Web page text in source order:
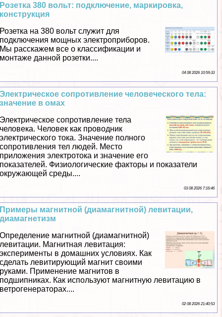
Розетка 380 вольт: подключение, маркировка,
конструкция
Розетка на 380 вольт служит для
подключения мощных электроприборов.
Мы расскажем все о классификации и
монтаже данной розетки....
04 08 2026 10:59:33
Электрическое сопротивление человеческого тела:
значение в омах
Электрическое сопротивление тела
человека. Человек как проводник
электрического тока. Значение полного
сопротивления тел людей. Место
приложения электротока и значение его
показателей. Физиологические факторы и показатели
окружающей среды....
03 08 2026 7:16:46
Примеры магнитной (диамагнитной) левитации,
диамагнетизм
Определение магнитной (диамагнитной)
левитации. Магнитная левитация:
эксперименты в домашних условиях. Как
сделать левитирующий магнит своими
руками. Применение магнитов в
подшипниках. Как используют магнитную левитацию в
ветрогенераторах....
02 08 2026 21:40:53